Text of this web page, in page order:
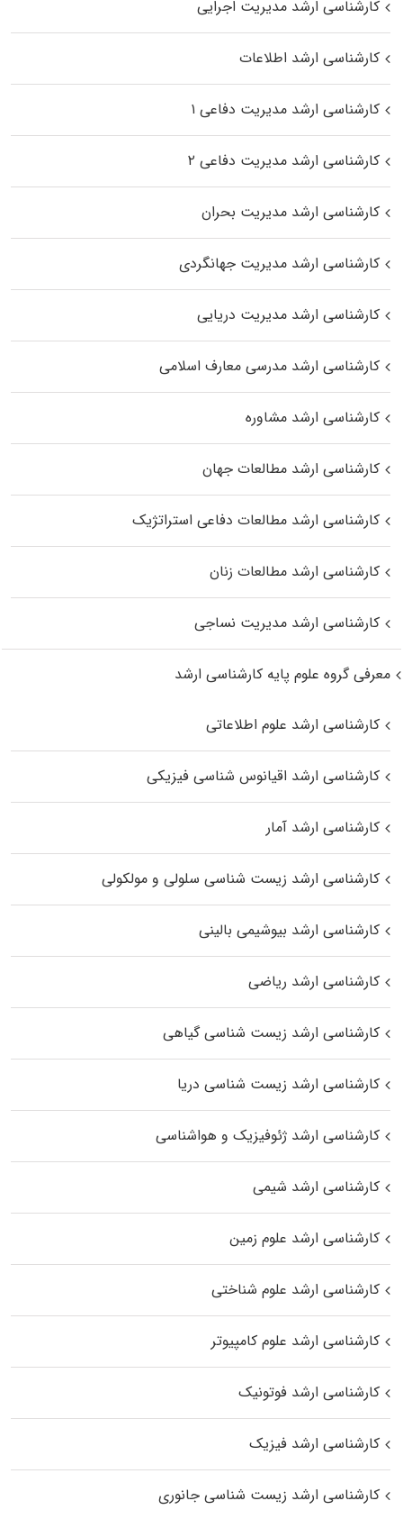
کارشناسی ارشد مدیریت اجرایی
کارشناسی ارشد اطلاعات
کارشناسی ارشد مدیریت دفاعی ۱
کارشناسی ارشد مدیریت دفاعی ۲
کارشناسی ارشد مدیریت بحران
کارشناسی ارشد مدیریت جهانگردی
کارشناسی ارشد مدیریت دریایی
کارشناسی ارشد مدرسی معارف اسلامی
کارشناسی ارشد مشاوره
کارشناسی ارشد مطالعات جهان
کارشناسی ارشد مطالعات دفاعی استراتژیک
کارشناسی ارشد مطالعات زنان
کارشناسی ارشد مدیریت نساجی
معرفی گروه علوم پایه کارشناسی ارشد
کارشناسی ارشد علوم اطلاعاتی
کارشناسی ارشد اقیانوس‌ شناسی فیزیکی
کارشناسی ارشد آمار
کارشناسی ارشد زیست شناسی سلولی و مولکولی
کارشناسی ارشد بیوشیمی بالینی
کارشناسی ارشد ریاضی
کارشناسی ارشد زیست‌ شناسی گیاهی
کارشناسی ارشد زیست‌ شناسی دریا
کارشناسی ارشد ژئوفیزیک و هواشناسی
کارشناسی ارشد شیمی
کارشناسی ارشد علوم زمین
کارشناسی ارشد علوم شناختی
کارشناسی ارشد علوم کامپیوتر
کارشناسی ارشد فوتونیک
کارشناسی ارشد فیزیک
کارشناسی ارشد زیست‌ شناسی جانوری